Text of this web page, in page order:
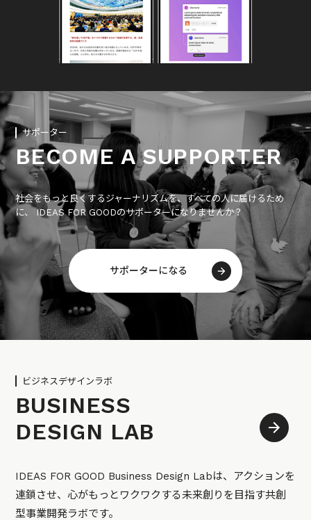
サポーター
BECOME A SUPPORTER
社会をもっと良くするジャーナリズムを、すべての人に届けるため
に、 IDEAS FOR GOODのサポーターになりませんか？
サポーターになる
ビジネスデザインラボ
BUSINESS
DESIGN LAB
IDEAS FOR GOOD Business Design Labは、アクションを
連鎖させ、心がもっとワクワクする未来創りを目指す共創
型事業開発ラボです。